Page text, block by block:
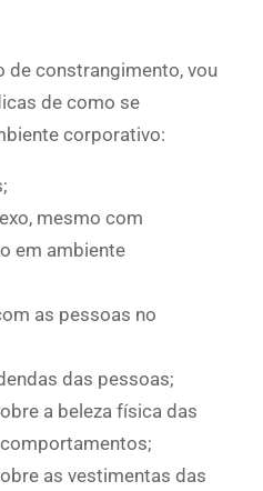
de constrangimento, vou
de como se
corporativo:
mesmo com
em ambiente
as pessoas no
das pessoas;
a beleza física das
as vestimentas das